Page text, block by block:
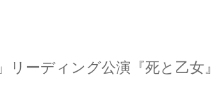
ーディング公演『死と乙女』